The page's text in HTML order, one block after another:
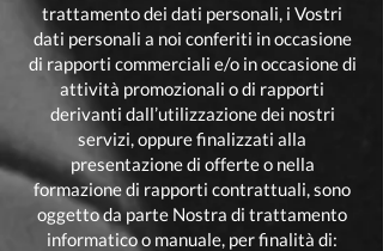
trattamento dei dati personali, i Vostri
dati personali a noi conferiti in occasione
di rapporti commerciali e/o in occasione di
attività promozionali o di rapporti
derivanti dall’utilizzazione dei nostri
servizi, oppure finalizzati alla
presentazione di offerte o nella
formazione di rapporti contrattuali, sono
oggetto da parte Nostra di trattamento
informatico o manuale, per finalità di: